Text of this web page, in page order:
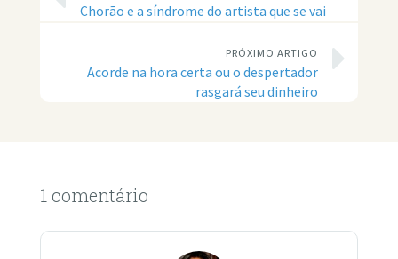
Chorão e a síndrome do artista que se vai
PRÓXIMO ARTIGO
Acorde na hora certa ou o despertador
rasgará seu dinheiro
1 comentário